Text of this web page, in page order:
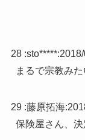
28 :sto*****:
まるで宗教みた
29 :藤原拓海:
保険屋さん、決